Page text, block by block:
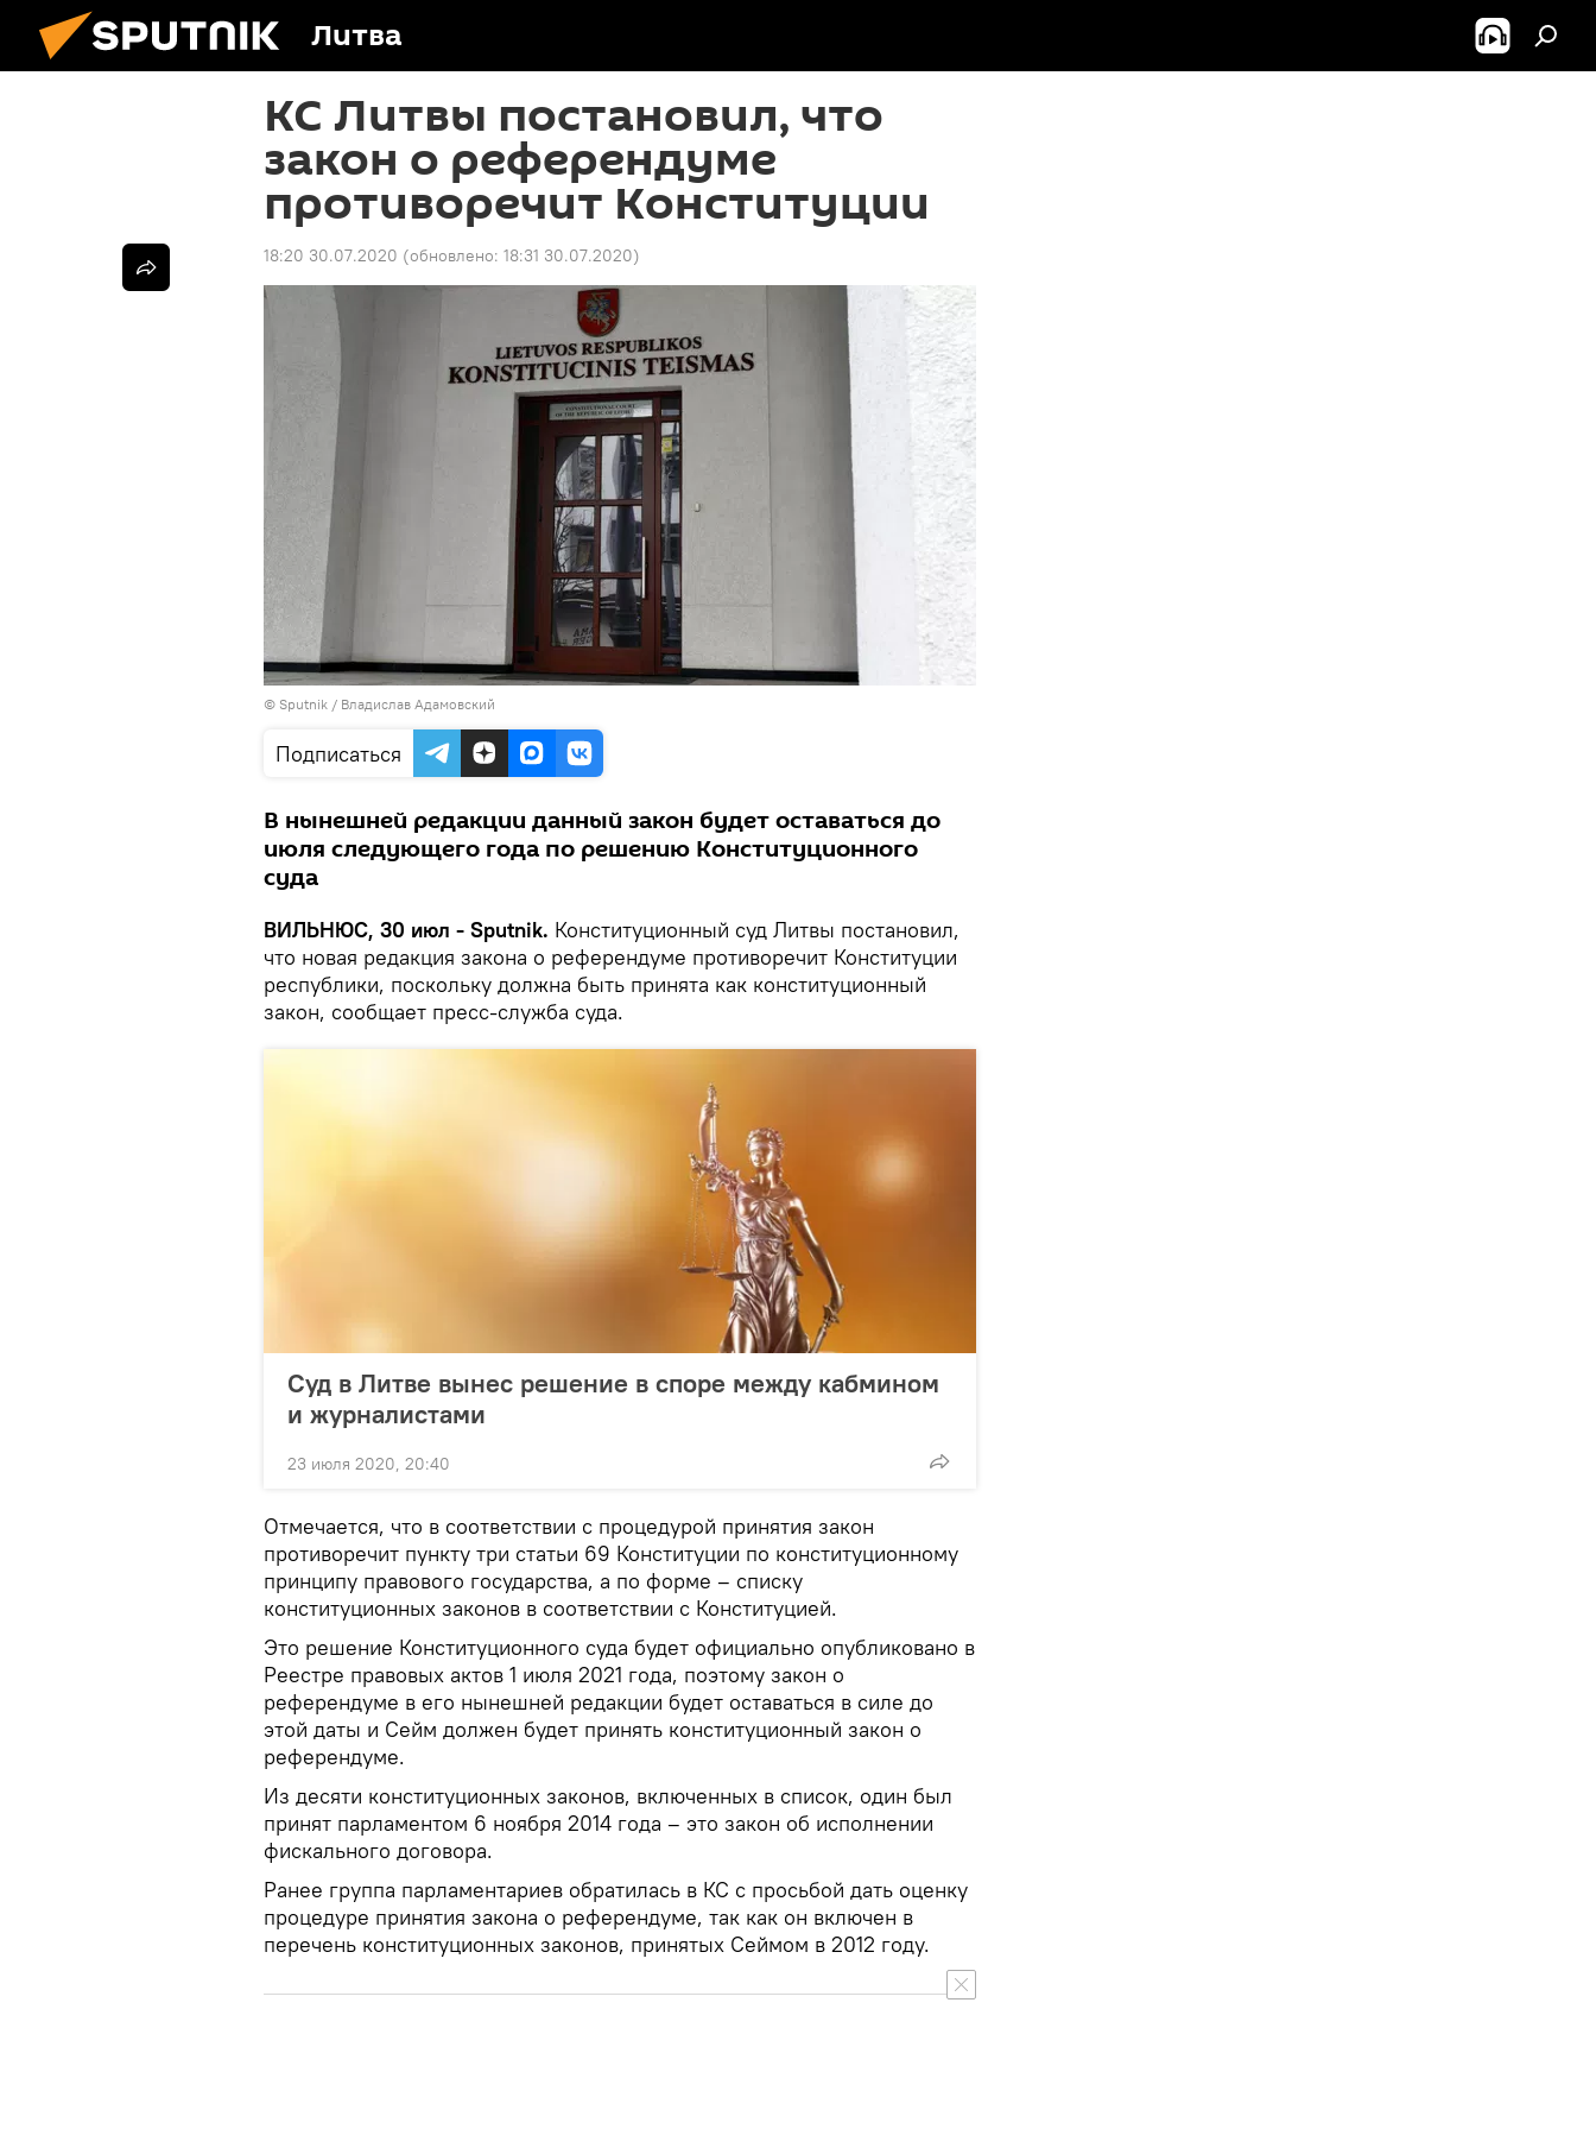
Литва
КС Литвы постановил, что
закон о референдуме
противоречит Конституции
18:20 30.07.2020 (обновлено: 18:31 30.07.2020)
© Sputnik / Владислав Адамовский
Подписаться
В нынешней редакции данный закон будет оставаться до
июля следующего года по решению Конституционного
суда
ВИЛЬНЮС, 30 июл - Sputnik. Конституционный суд Литвы постановил,
что новая редакция закона о референдуме противоречит Конституции
республики, поскольку должна быть принята как конституционный
закон, сообщает пресс-служба суда.
Суд в Литве вынес решение в споре между кабмином
и журналистами
23 июля 2020, 20:40
Отмечается, что в соответствии с процедурой принятия закон
противоречит пункту три статьи 69 Конституции по конституционному
принципу правового государства, а по форме – списку
конституционных законов в соответствии с Конституцией.
Это решение Конституционного суда будет официально опубликовано в
Реестре правовых актов 1 июля 2021 года, поэтому закон о
референдуме в его нынешней редакции будет оставаться в силе до
этой даты и Сейм должен будет принять конституционный закон о
референдуме.
Из десяти конституционных законов, включенных в список, один был
принят парламентом 6 ноября 2014 года – это закон об исполнении
фискального договора.
Ранее группа парламентариев обратилась в КС с просьбой дать оценку
процедуре принятия закона о референдуме, так как он включен в
перечень конституционных законов, принятых Сеймом в 2012 году.